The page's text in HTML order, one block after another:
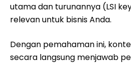
utama dan turunannya (LSI
relevan untuk bisnis Anda.
Dengan pemahaman ini,
secara langsung menjawab